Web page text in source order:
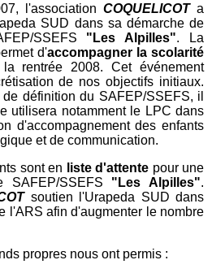
l'associationCOQUELICOTa
SUD dans sa démarche de
SSEFS "Les Alpilles". La
d'accompagner la scolarité
rentrée 2008. Cet événement
de nos objectifs initiaux.
définition du SAFEP/SSEFS, il
utilisera notamment le LPC dans
d'accompagnement des enfants
et de communication.
sont en
liste d'attente pour une
SSEFS "Les Alpilles".
soutien l'Urapeda SUD dans
l'ARS afin d'augmenter le nombre
propres nous ont permis :